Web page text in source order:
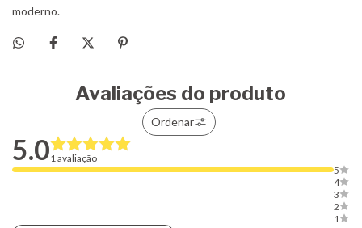
Avaliações do produto
Ordenar
5.01 avaliação
5
4
3
2
1